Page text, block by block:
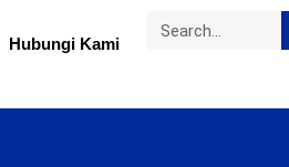
Hubungi Kami